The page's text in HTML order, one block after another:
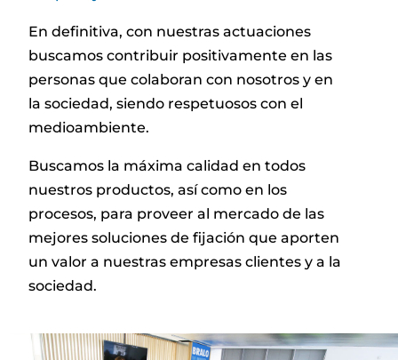
En definitiva, con nuestras actuaciones
buscamos contribuir positivamente en las
personas que colaboran con nosotros y en
la sociedad, siendo respetuosos con el
medioambiente.
Buscamos la máxima calidad en todos
nuestros productos, así como en los
procesos, para proveer al mercado de las
mejores soluciones de fijación que aporten
un valor a nuestras empresas clientes y a la
sociedad.